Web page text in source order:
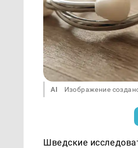
AI Изображение
Шведские